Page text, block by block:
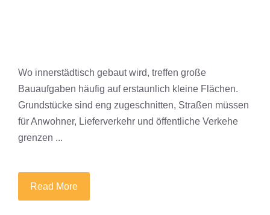
Wo innerstädtisch gebaut wird, treffen große
Bauaufgaben häufig auf erstaunlich kleine Flächen.
Grundstücke sind eng zugeschnitten, Straßen müssen
für Anwohner, Lieferverkehr und öffentliche Verkehe
grenzen ...
Read More